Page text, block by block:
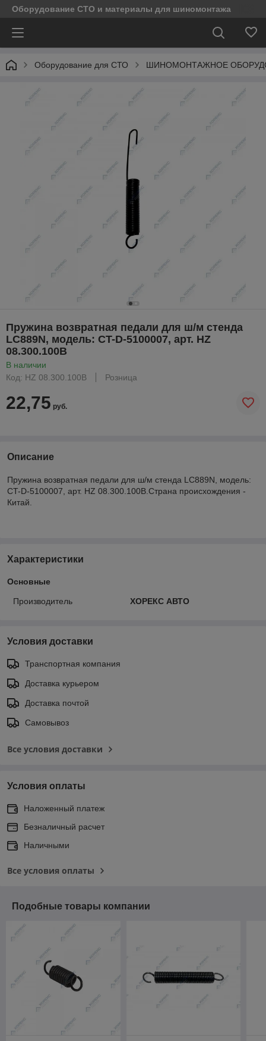
Оборудование СТО и материалы для шиномонтажа
Оборудование для СТО ШИНОМОНТАЖНОЕ
Пружина возвратная педали для ш/м стенда
LC889N, модель: CT-D-5100007, арт. HZ
08.300.100B
В наличии
Код: HZ 08.300.100B
Розница
22,75 руб.
Описание
Пружина возвратная педали для ш/м стенда LC889N, модель:
CT-D-5100007, арт. HZ 08.300.100B.Страна происхождения -
Китай.
Характеристики
Основные
Производитель ХОРЕКС АВТО
Условия доставки
Транспортная компания
Доставка курьером
Доставка почтой
Самовывоз
Все условия доставки
Условия оплаты
Наложенный платеж
Безналичный расчет
Наличными
Все условия оплаты
Подобные товары компании